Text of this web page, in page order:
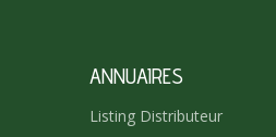
ANNUAIRES
Listing Distributeur